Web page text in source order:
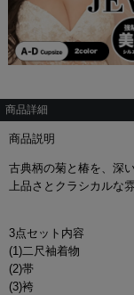
商品詳細
商品説明
古典柄の菊と椿を、深
上品さとクラシカルな
3点セット内容
(1)二尺袖着物
(2)帯
(3)袴